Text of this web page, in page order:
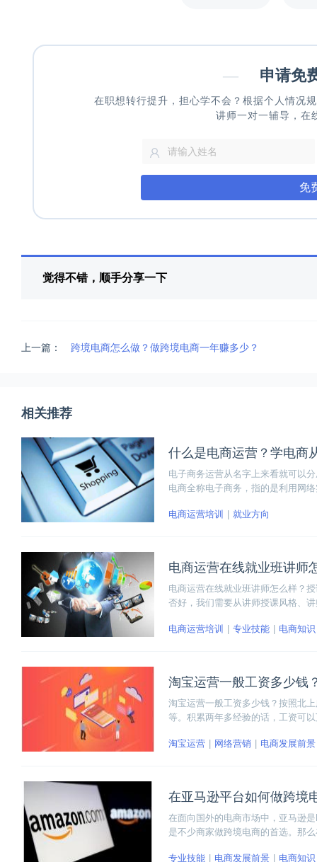
— 申请免
在职想转行提升，担心学不会？根据个人情况
讲师一对一辅导，在
免
觉得不错，顺手分享一下
上一篇： 跨境电商怎么做？做跨境电商一年赚多少？
相关推荐
什么是电商运营？学电商
电子商务运营从名字上来看就可以
电商全称电子商务，指的是利用网
电商运营培训
就业方向
电商运营在线就业班讲师
电商运营在线就业班讲师怎么样？
否好，我们需要从讲师授课风格、
电商运营培训
专业技能 电商知识
淘宝运营一般工资多少钱
淘宝运营一般工资多少钱？按照北
等。积累两年多经验的话，工资可
淘宝运营
网络营销 电商发展前景
在亚马逊平台如何做跨境
在面向国外的电商市场中，亚马逊
是不少商家做跨境电商的首选。那
专业技能
电商发展前景 电商知识